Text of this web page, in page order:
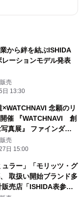
から絆を結ぶISHIDA
ーションモデル発表
売
日 13:30
念願のリ
催 『WATCHNAVI 創
真展』 ファインダー
売
日 15:00
ュラー」「モリッツ・グ
取扱い開始ブランド多
売店「ISHIDA表参